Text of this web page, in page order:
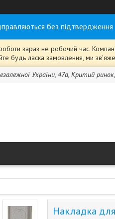
без підтвердження
зараз не робочий час.
будь ласка замовлення, ми
України, 47а, Критий
Накладка